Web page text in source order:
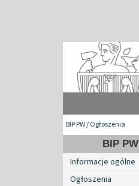
BIP PW/Ogłoszenia
BIP PW
Informacje ogólne
Ogłoszenia